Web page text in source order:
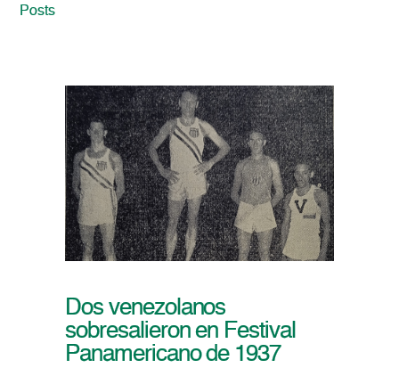
Posts
Dos venezolanos
sobresalieron en Festival
Panamericano de 1937